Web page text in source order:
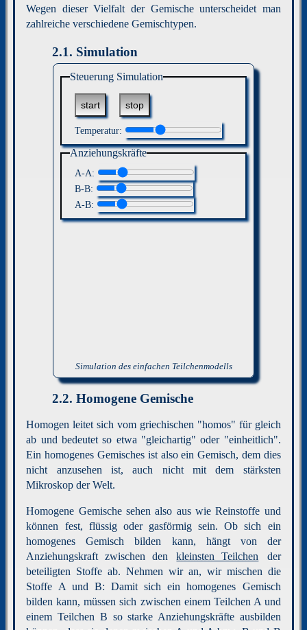
Wegen dieser Vielfalt der Gemische unterscheidet man
zahlreiche verschiedene Gemischtypen.
2.1. Simulation
Steuerung Simulation
Temperatur:
Anziehungskräfte
A-A:
B-B:
A-B:
Simulation des einfachen Teilchenmodells
2.2. Homogene Gemische
Homogen leitet sich vom griechischen "homos" für gleich
ab und bedeutet so etwa "gleichartig" oder "einheitlich".
Ein homogenes Gemisches ist also ein Gemisch, dem dies
nicht anzusehen ist, auch nicht mit dem stärksten
Mikroskop der Welt.
Homogene Gemische sehen also aus wie Reinstoffe und
können fest, flüssig oder gasförmig sein. Ob sich ein
homogenes Gemisch bilden kann, hängt von der
Anziehungskraft zwischen den
kleinsten Teilchen
der
beteiligten Stoffe ab. Nehmen wir an, wir mischen die
Stoffe A und B: Damit sich ein homogenes Gemisch
bilden kann, müssen sich zwischen einem Teilchen A und
einem Teilchen B so starke Anziehungskräfte ausbilden